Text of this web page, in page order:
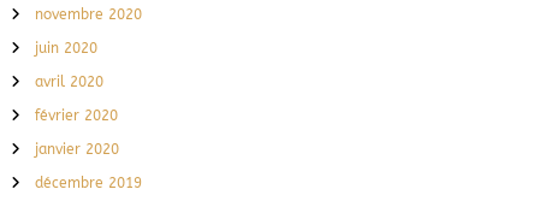
novembre 2020
juin 2020
avril 2020
février 2020
janvier 2020
décembre 2019